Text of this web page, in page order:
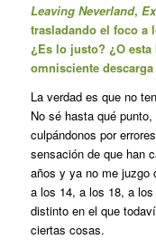
Leaving Neverland,
trasladando el foco a
¿Es lo justo? ¿O
omnisciente
La verdad es que no
No sé hasta qué
culpándonos por
sensación de que han
años y ya no me juzgo
a los 14, a los 18, a
distinto en el que
ciertas cosas.